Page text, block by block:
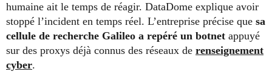
humaine ait le temps de réagir. DataDome explique avoir
stoppé l’incident en temps réel. L’entreprise précise que sa
cellule de recherche Galileo a repéré un botnet appuyé
sur des proxys déjà connus des réseaux de renseignement
cyber.